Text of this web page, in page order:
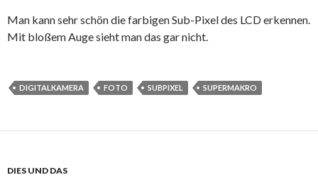
Man kann sehr schön die farbigen Sub-Pixel des LCD erkennen.
Mit bloßem Auge sieht man das gar nicht.
DIGITALKAMERA FOTO SUBPIXEL SUPERMAKRO
DIES UND DAS